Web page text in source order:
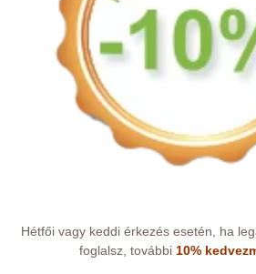
Hétfői vagy keddi érkezés esetén, ha
foglalsz, további 10%